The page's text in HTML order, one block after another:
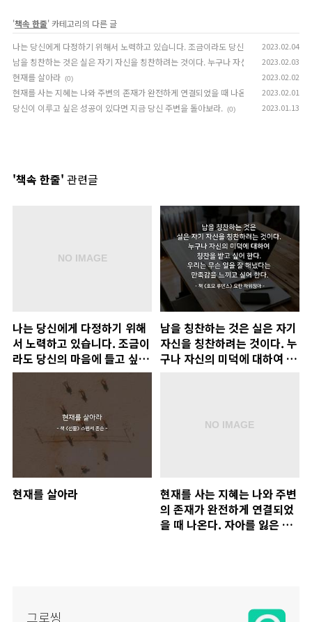
'책속 한줄' 카테고리의 다른 글
나는 당신에게 다정하기 위해서 노력하고 있습니다. 조금이라도 당신의 마음에 들고 싶
2023.02.04
남을 칭찬하는 것은 실은 자기 자신을 칭찬하려는 것이다. 누구나 자신의 미덕에 대하
2023.02.03
현재를 살아라 (0) 2023.02.02
현재를 사는 지혜는 나와 주변의 존재가 완전하게 연결되었을 때 나온다. 자아를 잃은
2023.02.01
당신이 이루고 싶은 성공이 있다면 지금 당신 주변을 돌아보라. (0) 2023.01.13
'책속 한줄' 관련글
나는 당신에게 다정하기 위해
서 노력하고 있습니다. 조금이
라도 당신의 마음에 들고 싶으
니까.
남을 칭찬하는 것은 실은 자기
자신을 칭찬하려는 것이다. 누
구나 자신의 미덕에 대하여 칭
현재를 살아라
현재를 사는 지혜는 나와 주변
의 존재가 완전하게 연결되었
을 때 나온다. 자아를 잃은 사
그로씽